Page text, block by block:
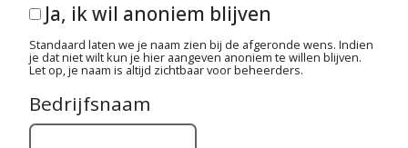
Ja, ik wil anoniem blijven
Standaard laten we je naam zien bij de afgeronde wens. Indien
je dat niet wilt kun je hier aangeven anoniem te willen blijven.
Let op, je naam is altijd zichtbaar voor beheerders.
Bedrijfsnaam